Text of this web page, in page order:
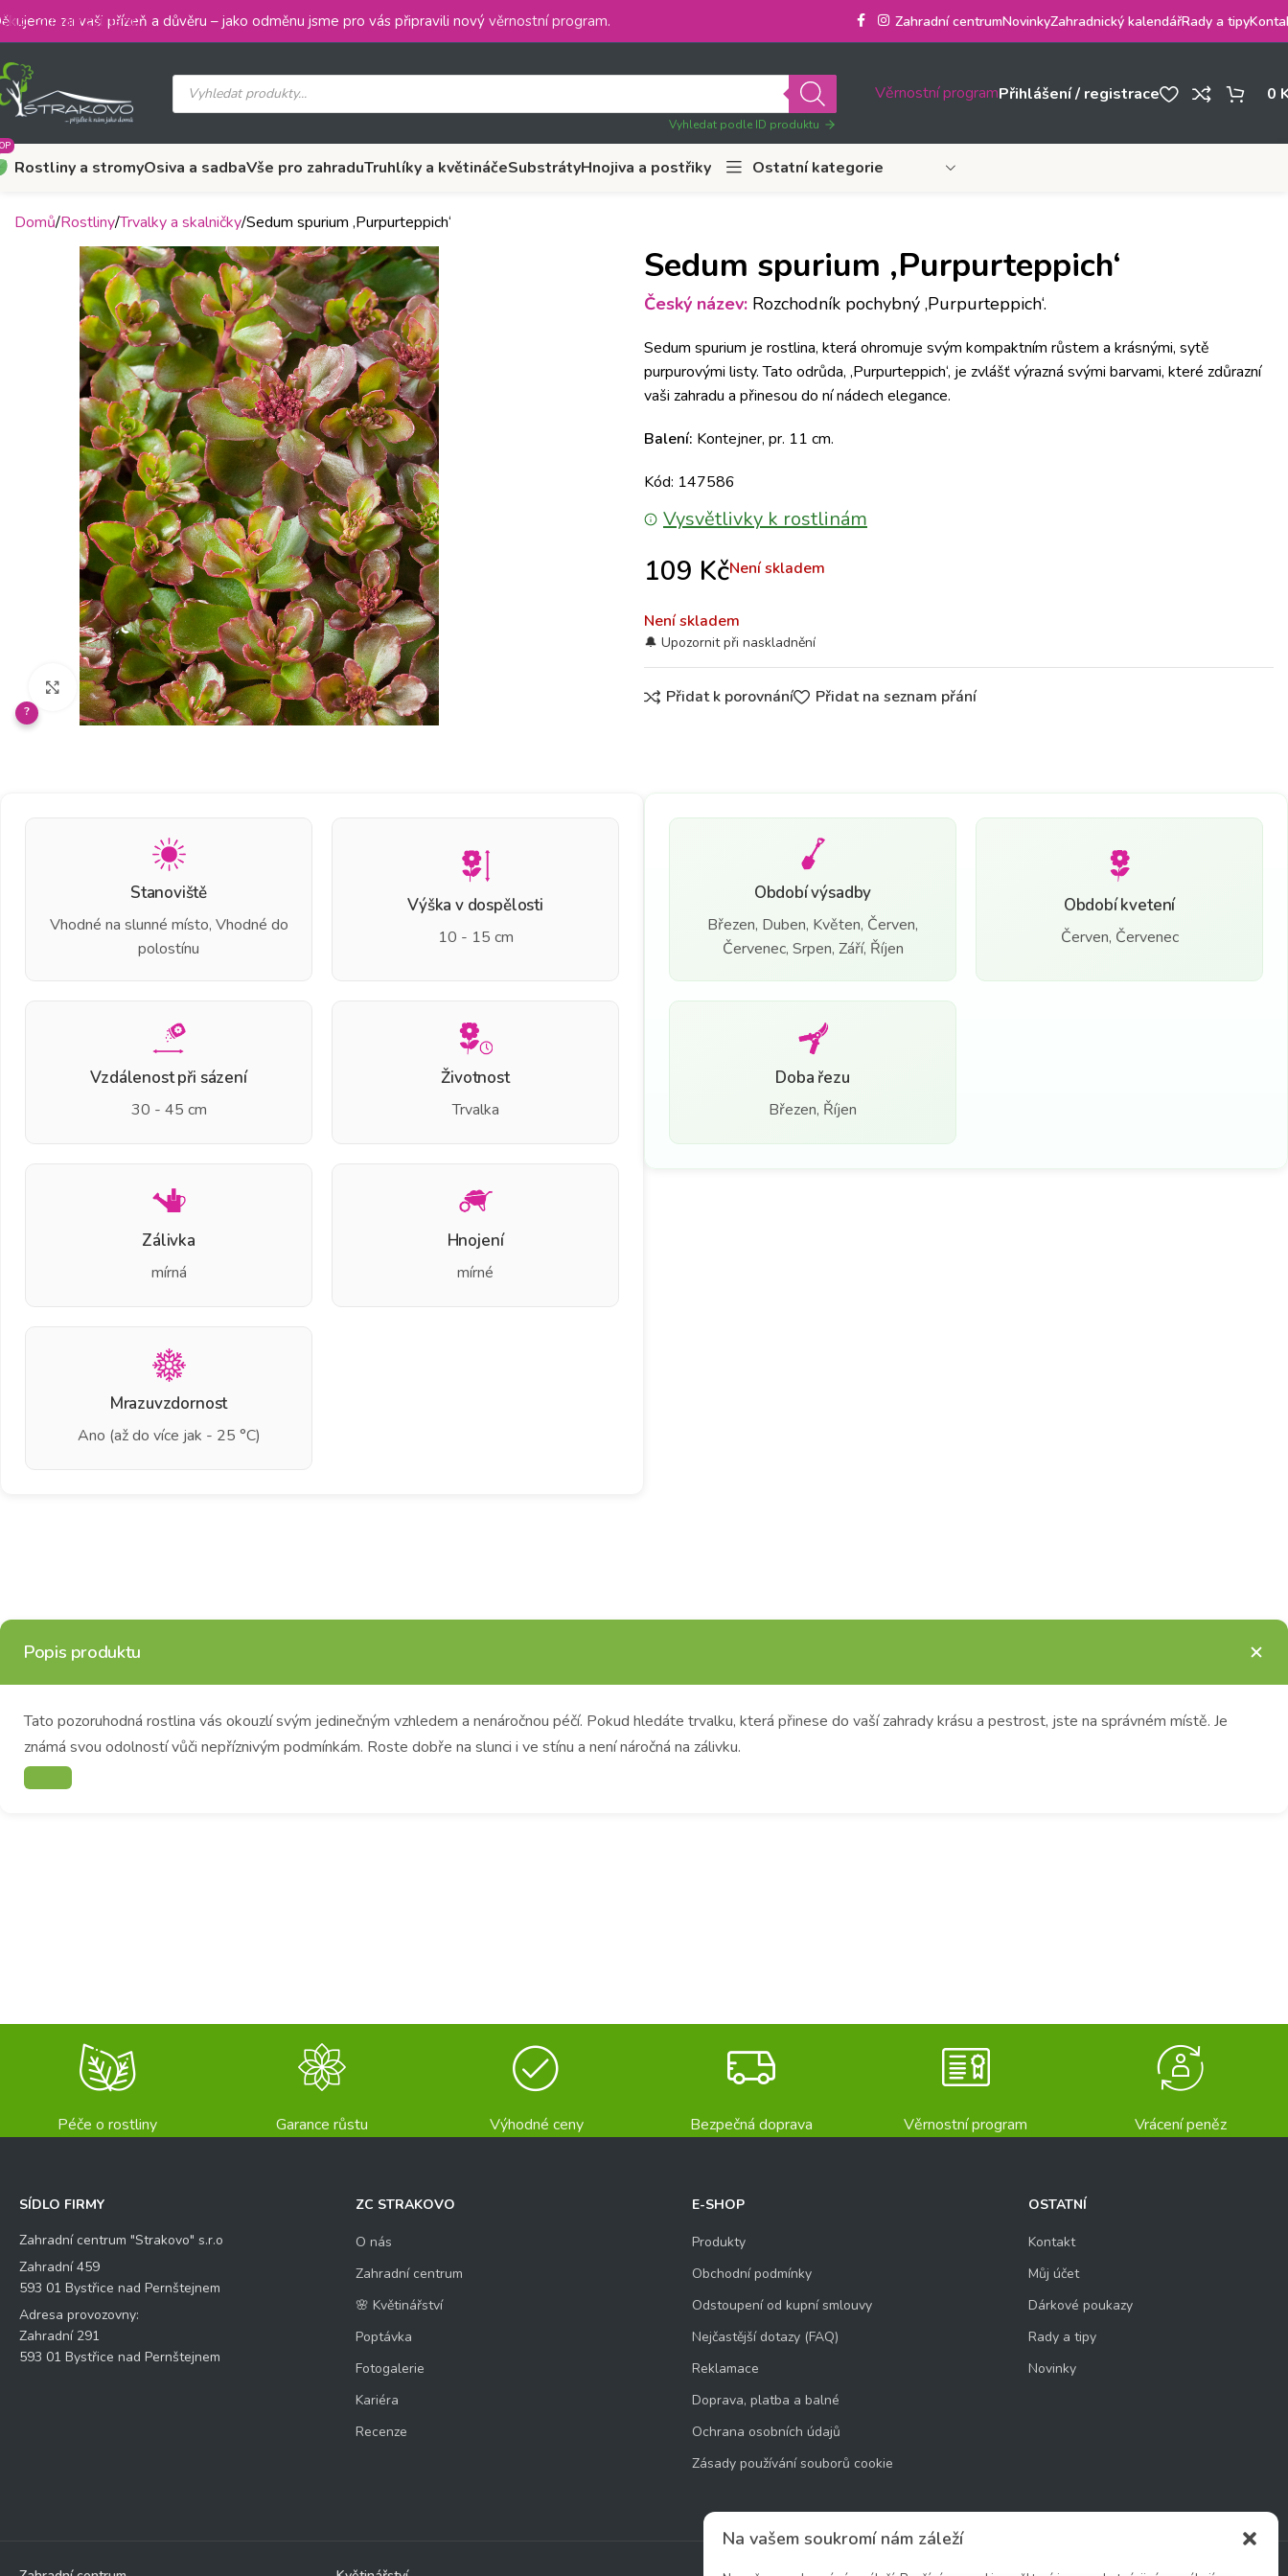
Na vašem soukromí nám záleží
Skip to main content
za vaši přízeň a důvěru – jako odměnu jsme pro vás připravili nový věrnostní program. Zahradní centrumNovinkyZahradnický kalendářRady a tipy
Vyhledat podle ID produktu
Věrnostní programPřihlášení / registrace 0
Rostliny a stromyOsiva a sadbaVše pro zahraduTruhlíky a květináčeSubstrátyHnojiva a postřiky Ostatní kategorie
Domů Rostliny Trvalky a skalničky Sedum spurium ‚Purpurteppich‘
Klikněte pro zvětšení
?
Sedum spurium ‚Purpurteppich‘
Český název:Rozchodník pochybný ‚Purpurteppich‘.
Sedum spurium je rostlina, která ohromuje svým kompaktním růstem a krásnými, sytě
purpurovými listy. Tato odrůda, ‚Purpurteppich‘, je zvlášť výrazná svými barvami, které zdůrazní
vaši zahradu a přinesou do ní nádech elegance.
Balení: Kontejner, pr. 11 cm.
Kód: 147586
Vysvětlivky k rostlinám
109 KčNení skladem
Není skladem
Přidat k porovnání Přidat na seznam přání
Stanoviště
Vhodné na slunné místo, Vhodné do
polostínu
Výška v dospělosti
10 - 15 cm
Vzdálenost při sázení
30 - 45 cm
Životnost
Trvalka
Zálivka
mírná
Hnojení
mírné
Mrazuvzdornost
Ano (až do více jak - 25 °C)
Období výsadby
Březen, Duben, Květen, Červen,
Červenec, Srpen, Září, Říjen
Období kvetení
Červen, Červenec
Doba řezu
Březen, Říjen
Popis produktu
Tato pozoruhodná rostlina vás okouzlí svým jedinečným vzhledem a nenáročnou péčí. Pokud hledáte trvalku, která přinese do vaší zahrady krásu a pestrost, jste na správném místě. Je
známá svou odolností vůči nepříznivým podmínkám. Roste dobře na slunci i ve stínu a není náročná na zálivku.
Péče o rostliny Garance růstu Výhodné ceny Bezpečná doprava Věrnostní program Vrácení peněz
SÍDLO FIRMY
Zahradní centrum "Strakovo" s.r.o
Zahradní 459
593 01 Bystřice nad Pernštejnem
Adresa provozovny:
Zahradní 291
593 01 Bystřice nad Pernštejnem
ZC STRAKOVO
O nás
Zahradní centrum
🌸 Květinářství
Poptávka
Fotogalerie
Kariéra
Recenze
E-SHOP
Produkty
Obchodní podmínky
Odstoupení od kupní smlouvy
Nejčastější dotazy (FAQ)
Reklamace
Doprava, platba a balné
Ochrana osobních údajů
Zásady používání souborů cookie
OSTATNÍ
Kontakt
Můj účet
Dárkové poukazy
Rady a tipy
Novinky